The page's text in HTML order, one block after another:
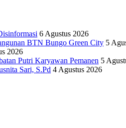
6 Agustus 2026
BTN Bungo Green City 5
2026
Putri Karyawan Pemanen 5
Sari, S.Pd 4 Agustus 2026